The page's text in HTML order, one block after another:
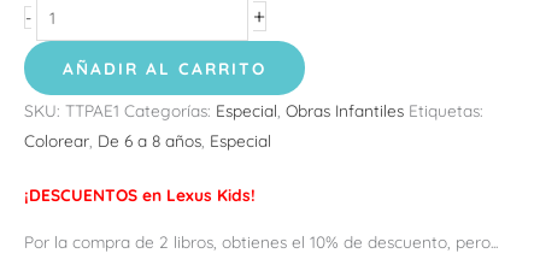
- +
AÑADIR AL CARRITO
SKU: TTPAE1 Categorías: Especial Obras Infantiles Etiquetas:
Colorear De 6 a 8 años Especial
¡DESCUENTOS en Lexus Kids!
Por la compra de 2 libros, obtienes el 10% de descuento, pero...